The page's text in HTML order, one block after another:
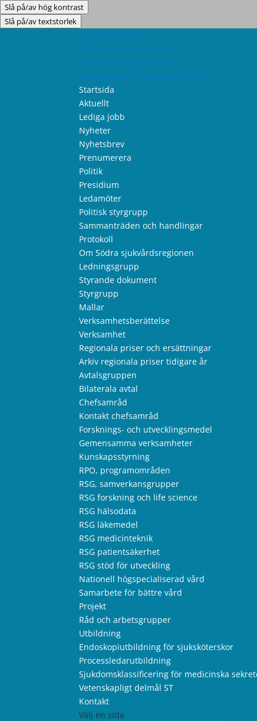
Slå på/av hög kontrast
Slå på/av textstorlek
Om webbplatsen
Tillgänglighetsredogörelse
Information om cookies
Information om personuppgifter
Startsida
Aktuellt
Lediga jobb
Nyheter
Nyhetsbrev
Prenumerera
Politik
Presidium
Ledamöter
Politisk styrgrupp
Sammanträden och handlingar
Protokoll
Om Södra sjukvårdsregionen
Ledningsgrupp
Styrande dokument
Styrgrupp
Mallar
Verksamhetsberättelse
Verksamhet
Regionala priser och ersättningar
Arkiv regionala priser tidigare år
Avtalsgruppen
Bilaterala avtal
Chefsamråd
Kontakt chefsamråd
Forsknings- och utvecklingsmedel
Gemensamma verksamheter
Kunskapsstyrning
RPO, programområden
RSG, samverkansgrupper
RSG forskning och life science
RSG hälsodata
RSG läkemedel
RSG medicinteknik
RSG patientsäkerhet
RSG stöd för utveckling
Nationell högspecialiserad vård
Samarbete för bättre vård
Projekt
Råd och arbetsgrupper
Utbildning
Endoskopiutbildning för sjuksköterskor
Processledarutbildning
Sjukdomsklassificering för medicinska
Vetenskapligt delmål ST
Kontakt
Välj en sida